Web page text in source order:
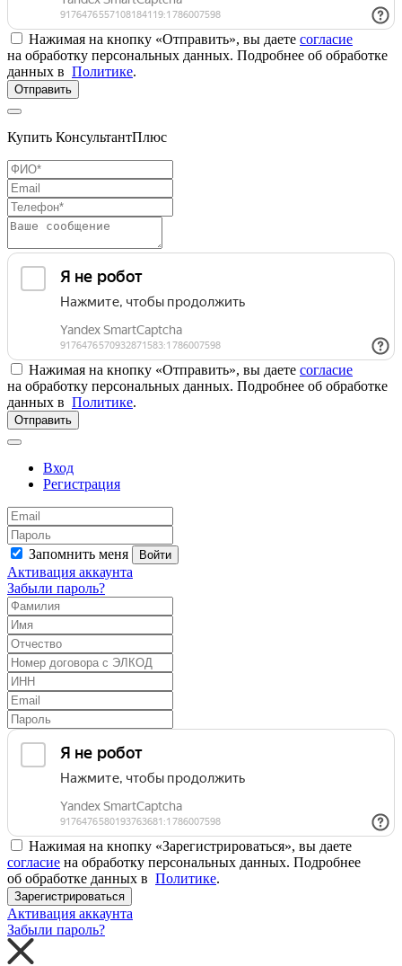
Нажимая на кнопку «Отправить», вы даете согласие
на обработку персональных данных. Подробнее об обработке
данных в Политике.
Отправить
Купить КонсультантПлюс
Нажимая на кнопку «Отправить», вы даете согласие
на обработку персональных данных. Подробнее об обработке
данных в Политике.
Отправить
Вход
Регистрация
Запомнить меня Войти
Активация аккаунта
Забыли пароль?
Нажимая на кнопку «Зарегистрироваться», вы даете
согласие на обработку персональных данных. Подробнее
об обработке данных в Политике.
Зарегистрироваться
Активация аккаунта
Забыли пароль?